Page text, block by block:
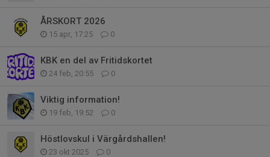
ÅRSKORT 2026
15 apr, 17:25 0
KBK en del av Fritidskortet
24 feb, 20:55 0
Viktig information!
19 feb, 19:52 0
Höstlovskul i Värgårdshallen!
23 okt 2025 0